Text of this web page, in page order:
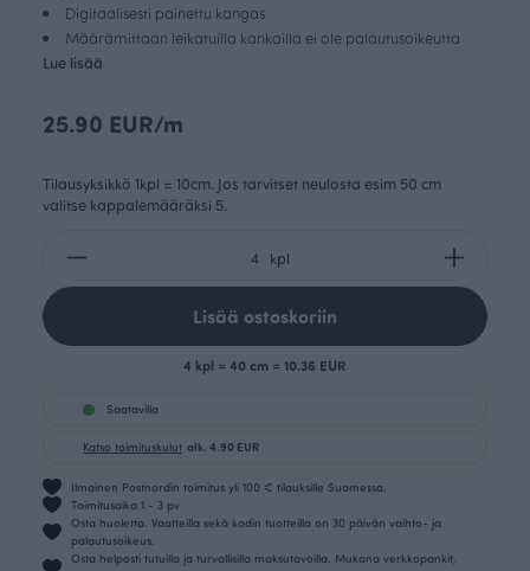
Digitaalisesti painettu kangas
Määrämittaan leikatuilla kankailla ei ole palautusoikeutta
Lue lisää
25.90 EUR/m
Tilausyksikkö 1kpl = 10cm. Jos tarvitset neulosta esim 50 cm
valitse kappalemääräksi 5.
kpl
Lisää ostoskoriin
4 kpl = 40 cm = 10.36 EUR
Saatavilla
Katso toimituskulut alk. 4.90 EUR
Ilmainen Postnordin toimitus yli 100 € tilauksille Suomessa.
Toimitusaika 1 - 3 pv
Osta huoletta. Vaatteilla sekä kodin tuotteilla on 30 päivän vaihto- ja
palautusoikeus.
Osta helposti tutuilla ja turvallisilla maksutavoilla. Mukana verkkopankit,